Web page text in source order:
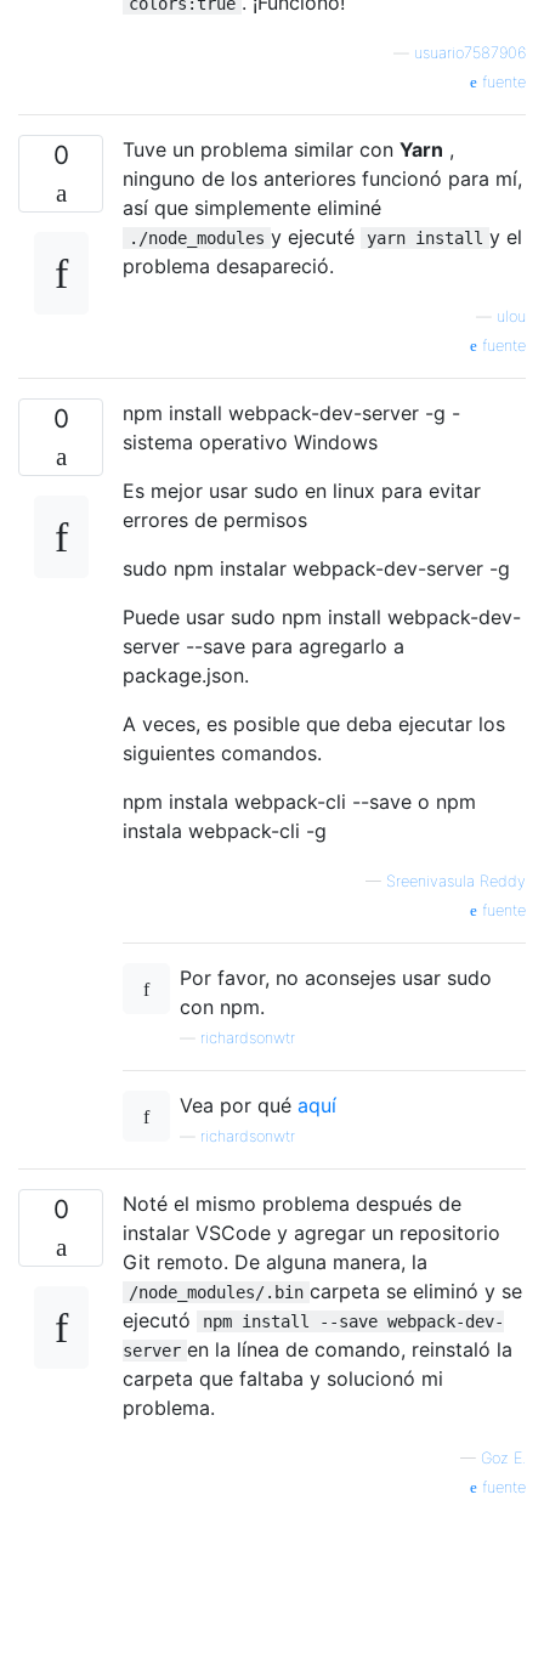
usuario7587906
fuente
0 Tuve un problema similar con Yarn ,
ninguno de los anteriores funcionó para mí,
así que simplemente eliminé
./node_modules y ejecuté yarn install y el
problema desapareció.
ulou
fuente
0
npm install webpack-dev-server -g -
sistema operativo Windows
Es mejor usar sudo en linux para evitar
errores de permisos
sudo npm instalar webpack-dev-server -g
Puede usar sudo npm install webpack-dev-
server --save para agregarlo a
package.json.
A veces, es posible que deba ejecutar los
siguientes comandos.
npm instala webpack-cli --save o npm
instala webpack-cli -g
— Sreenivasula Reddy
fuente
Por favor, no aconsejes usar sudo
con npm.
richardsonwtr
Vea por qué aquí
richardsonwtr
0
Noté el mismo problema después de
instalar VSCode y agregar un repositorio
Git remoto. De alguna manera, la
/node_modules/.bin carpeta se eliminó y se
ejecutó
npm install --save webpack-dev-
server en la línea de comando, reinstaló la
carpeta que faltaba y solucionó mi
problema.
— Goz E.
fuente